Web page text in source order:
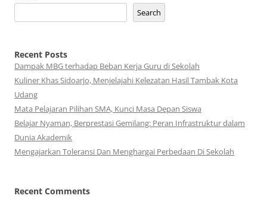
Search
Recent Posts
Dampak MBG terhadap Beban Kerja Guru di Sekolah
Kuliner Khas Sidoarjo, Menjelajahi Kelezatan Hasil Tambak Kota
Udang
Mata Pelajaran Pilihan SMA, Kunci Masa Depan Siswa
Belajar Nyaman, Berprestasi Gemilang: Peran Infrastruktur dalam
Dunia Akademik
Mengajarkan Toleransi Dan Menghargai Perbedaan Di Sekolah
Recent Comments